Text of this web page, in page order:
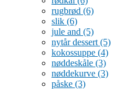
rugbrød (6)
slik (6)
jule and (5)
nytår dessert (5)
kokossuppe (4)
nøddeskåle (3)
nøddekurve (3)
påske (3)